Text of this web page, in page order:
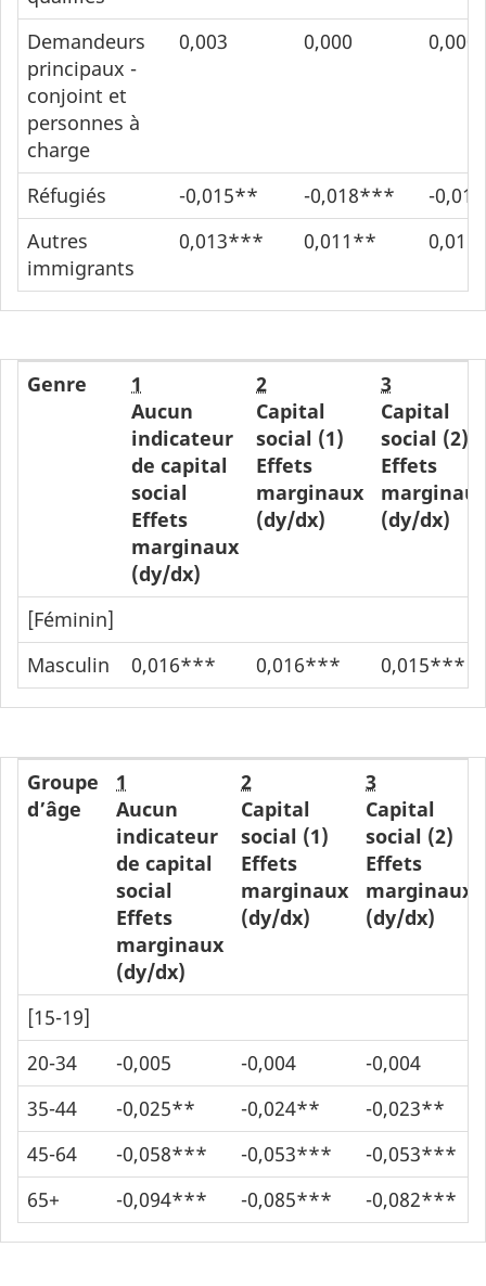
Demandeurs
principaux -
conjoint et
personnes à
charge
0,003 0,000 0,000
Réfugiés -0,015** -0,018***
-
Autres
immigrants
0,013*** 0,011**
Genre
1
Aucun
indicateur
de capital
social
Effets
marginaux
(dy/dx)
2
Capital
social (1)
Effets
marginaux
(dy/dx)
3
Capital
social (2)
Effets
(dy/dx)
[Féminin]
Masculin
0,016*** 0,016*** 0,015***
Groupe
d’âge
1
Aucun
indicateur
de capital
social
Effets
marginaux
(dy/dx)
2
Capital
social (1)
Effets
marginaux
(dy/dx)
3
Capital
social (2)
Effets
marginaux
(dy/dx)
[15-19]
20-34
-0,005 -0,004
-0,004
35-44
-0,025** -0,024**
-0,023**
45-64
-0,058*** -0,053***
-0,053***
65+
-0,094*** -0,085*** -0,082***